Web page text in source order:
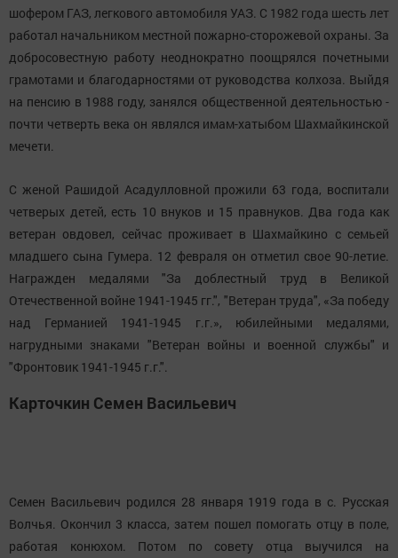
шофером ГАЗ, легкового автомобиля УАЗ. С 1982 года шесть лет
работал начальником местной пожарно-сторожевой охраны. За
добросовестную работу неоднократно поощрялся почетными
грамотами и благодарностями от руководства колхоза. Выйдя
на пенсию в 1988 году, занялся общественной деятельностью -
почти четверть века он являлся имам-хатыбом Шахмайкинской
мечети.
С женой Рашидой Асадулловной прожили 63 года, воспитали
четверых детей, есть 10 внуков и 15 правнуков. Два года как
ветеран овдовел, сейчас проживает в Шахмайкино с семьей
младшего сына Гумера. 12 февраля он отметил свое 90-летие.
Награжден медалями "За доблестный труд в Великой
Отечественной войне 1941-1945 гг.", "Ветеран труда", «За победу
над Германией 1941-1945 г.г.», юбилейными медалями,
нагрудными знаками "Ветеран войны и военной службы" и
"Фронтовик 1941-1945 г.г.".
Карточкин Семен Васильевич
Семен Васильевич родился 28 января 1919 года в с. Русская
Волчья. Окончил 3 класса, затем пошел помогать отцу в поле,
работая конюхом. Потом по совету отца выучился на